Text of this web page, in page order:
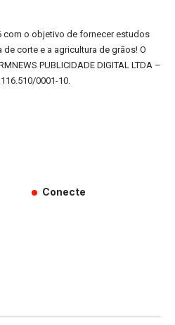
com o objetivo de fornecer estudos
corte e a agricultura de grãos! O
PUBLICIDADE DIGITAL LTDA –
0001-10.
Conecte